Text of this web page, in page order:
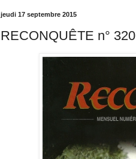
jeudi 17 septembre 2015
RECONQUÊTE n° 320